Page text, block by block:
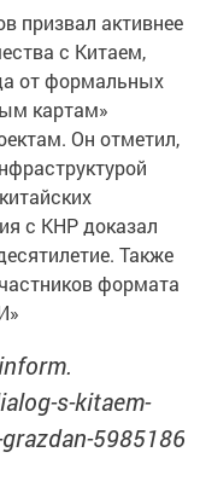
призвал активнее
с Китаем,
от формальных
картам»
Он отметил,
с КНР доказал
Также
формата
s-kitaem-
5985186